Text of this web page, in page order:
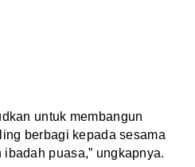
untuk membangun
berbagi kepada sesama
puasa,” ungkapnya.